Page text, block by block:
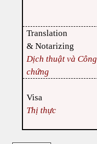
Translation
&Notarizing
Dịch thuật và Công
chứng
Visa
Thị thực